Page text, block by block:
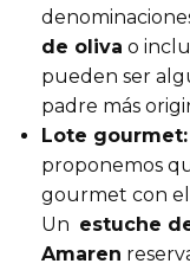
de oliva o
pueden ser
padre más
Lote gourmet:
proponemos
gourmet con
Un estuche
Amaren